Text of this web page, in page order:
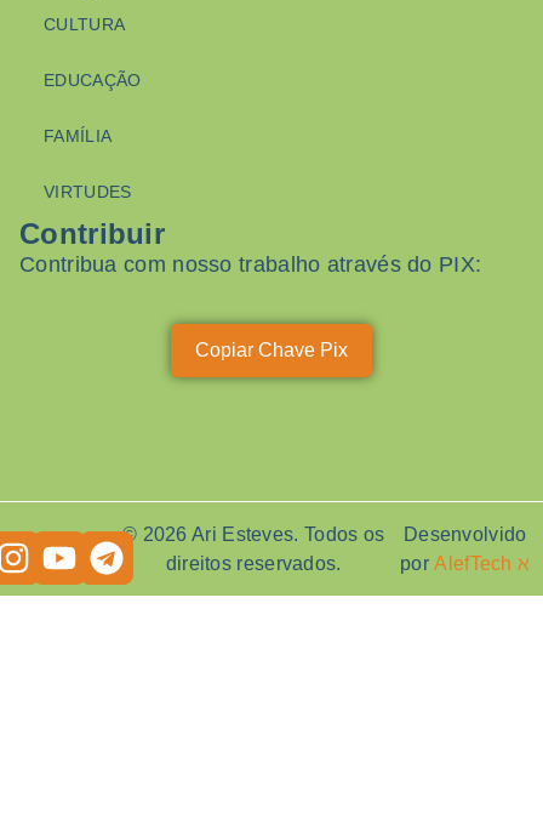
CULTURA
EDUCAÇÃO
FAMÍLIA
VIRTUDES
Contribuir
Contribua com nosso trabalho através do PIX:
Copiar Chave Pix
© 2026 Ari Esteves. Todos os
direitos reservados.
Desenvolvido
porAlefTech ℵ